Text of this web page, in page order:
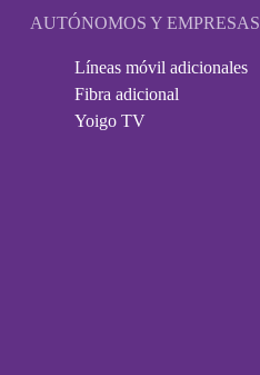
AUTÓNOMOS Y EMPRESAS
Líneas móvil adicionales
Fibra adicional
Yoigo TV